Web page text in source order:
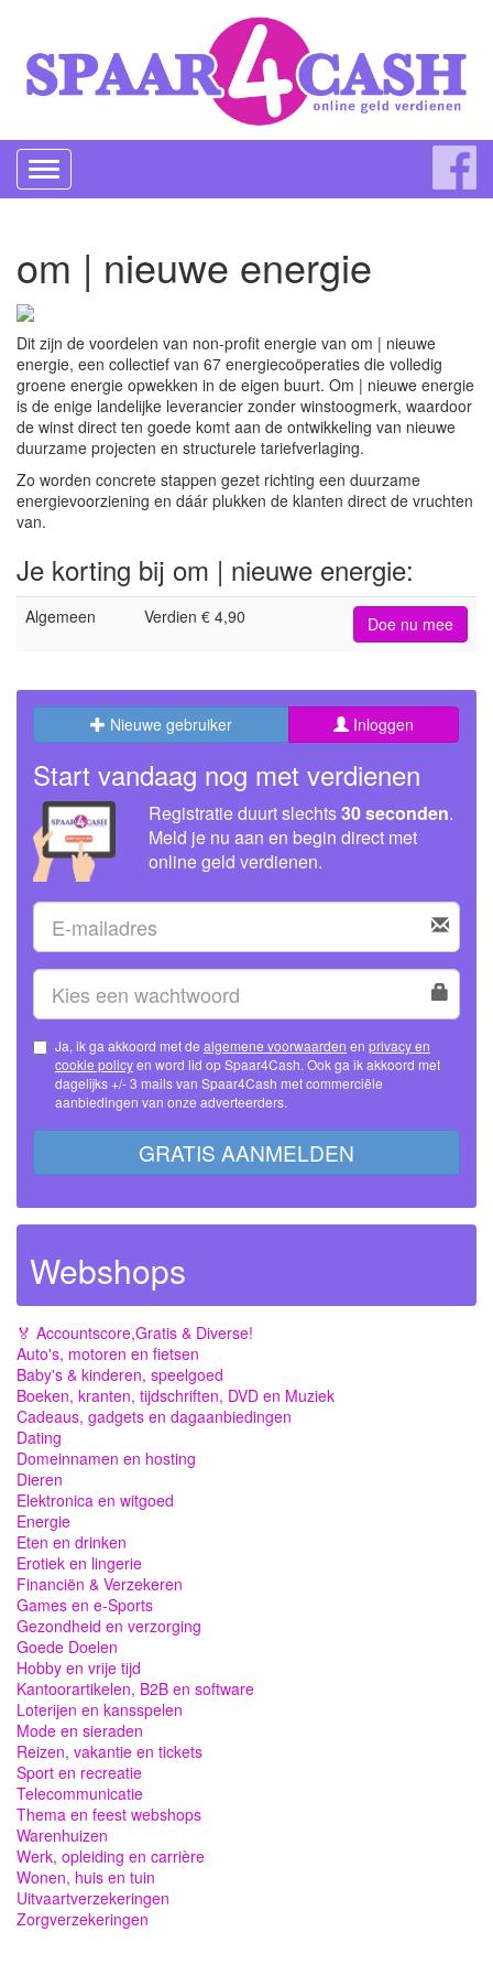
Toggle
navigation
om | nieuwe energie
Dit zijn de voordelen van non-profit energie van om | nieuwe
energie, een collectief van 67 energiecoöperaties die volledig
groene energie opwekken in de eigen buurt. Om | nieuwe energie
is de enige landelijke leverancier zonder winstoogmerk, waardoor
de winst direct ten goede komt aan de ontwikkeling van nieuwe
duurzame projecten en structurele tariefverlaging.
Zo worden concrete stappen gezet richting een duurzame
energievoorziening en dáár plukken de klanten direct de vruchten
van.
Je korting bij om | nieuwe energie:
Algemeen Verdien € 4,90 Doe nu mee
Nieuwe gebruiker Inloggen
Start vandaag nog met verdienen
Registratie duurt slechts30 seconden.
Meld je nu aan en begin direct met
online geld verdienen.
Ja, ik ga akkoord met de algemene voorwaarden en privacy en
cookie policy
dagelijks +/- 3 mails van Spaar4Cash met commerciële
aanbiedingen van onze adverteerders.
GRATIS AANMELDEN
Webshops
🏅 Accountscore,Gratis & Diverse!
Auto's, motoren en fietsen
Baby's & kinderen, speelgoed
Boeken, kranten, tijdschriften, DVD en Muziek
Cadeaus, gadgets en dagaanbiedingen
Dating
Domeinnamen en hosting
Dieren
Elektronica en witgoed
Energie
Eten en drinken
Erotiek en lingerie
Financiën & Verzekeren
Games en e-Sports
Gezondheid en verzorging
Goede Doelen
Hobby en vrije tijd
Kantoorartikelen, B2B en software
Loterijen en kansspelen
Mode en sieraden
Reizen, vakantie en tickets
Sport en recreatie
Telecommunicatie
Thema en feest webshops
Warenhuizen
Werk, opleiding en carrière
Wonen, huis en tuin
Uitvaartverzekeringen
Zorgverzekeringen